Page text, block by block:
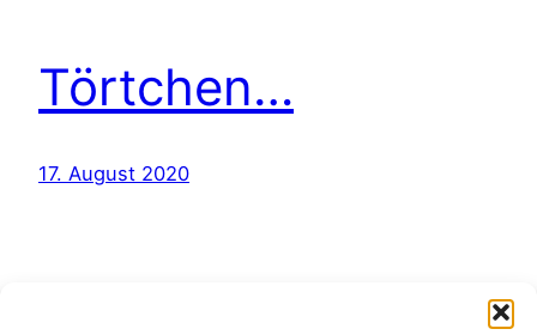
Törtchen…
17. August 2020